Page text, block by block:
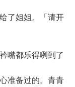
了姐姐。「请开
嘴都乐得咧到了
准备过的。青青